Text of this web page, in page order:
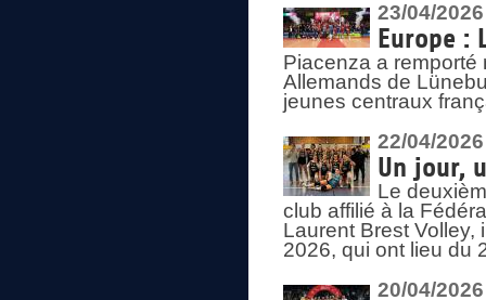
23/04/2026
Europe :
Piacenza a remporté
Allemands de
jeunes centraux
22/04/2026
Un jour,
Le
club affilié à la
Laurent Brest Volley,
2026, qui ont lieu du
20/04/2026